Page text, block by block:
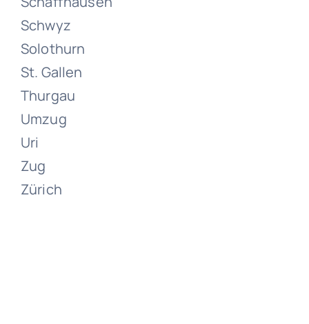
Umzüge Zell
(LU)
Juni 15, 2024
Umzüge
Schwyz
Solothurn
St. Gallen
Thurgau
Umzug
Uri
Zug
Zürich